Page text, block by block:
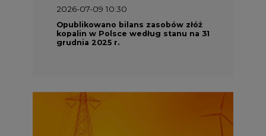
2026-07-09 10:30
Opublikowano bilans zasobów złóż
kopalin w Polsce według stanu na 31
grudnia 2025 r.